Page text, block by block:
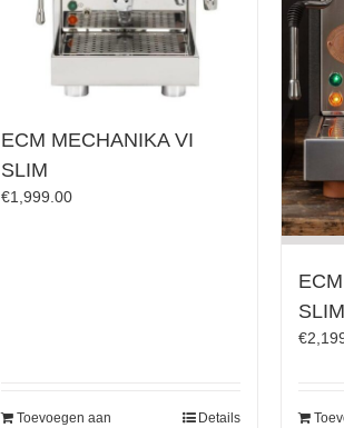
ECM MECHANIKA VI
SLIM
€1,999.00
Toevoegen aan
Details
€